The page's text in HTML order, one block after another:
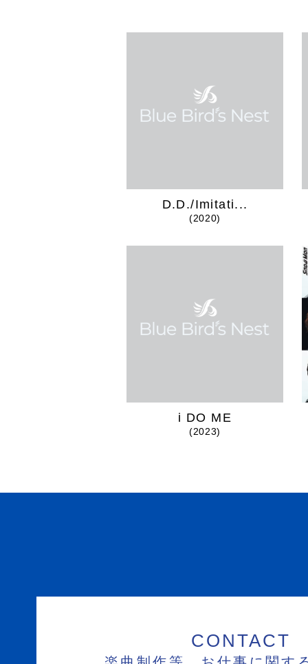
D.D./Imitati...
(2020)
i DO ME
(2023)
CONTACT